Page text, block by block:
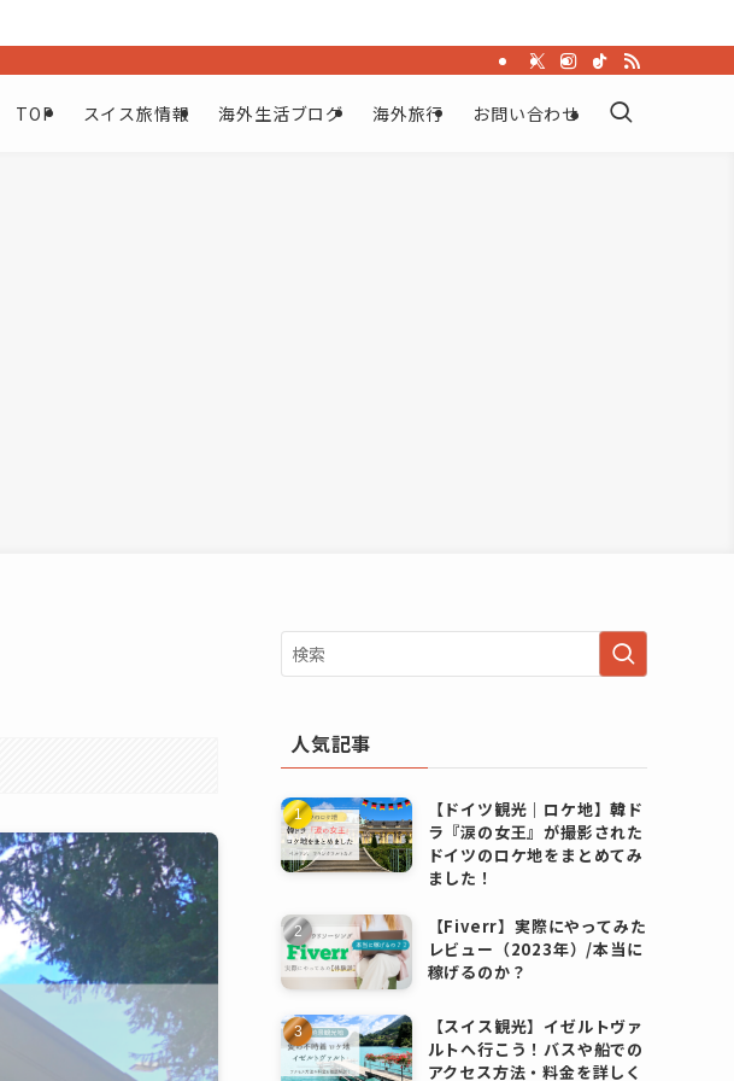
TOP スイス旅情報 海外生活ブログ 海外旅行 お問い合わせ
人気記事
【ドイツ観光｜ロケ地】韓ド
ラ『涙の女王』が撮影された
ドイツのロケ地をまとめてみ
ました！
【Fiverr】実際にやってみた
レビュー（2023年）/本当に
稼げるのか？
【スイス観光】イゼルトヴァ
ルトへ行こう！バスや船での
アクセス方法・料金を詳しく